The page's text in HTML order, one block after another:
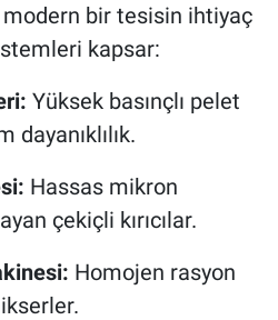
bir tesisin ihtiyaç
kapsar:
Yüksek basınçlı pelet
Hassas mikron
çekiçli kırıcılar.
Homojen rasyon